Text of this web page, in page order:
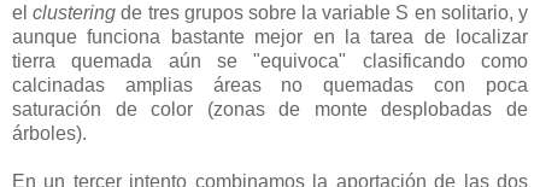
elclustering de tres grupos sobre la variable S en solitario, y
aunque funciona bastante mejor en la tarea de localizar
tierra quemada aún se "equivoca" clasificando como
calcinadas amplias áreas no quemadas con poca
saturación de color (zonas de monte desplobadas de
árboles).
En un tercer intento combinamos la aportación de las dos